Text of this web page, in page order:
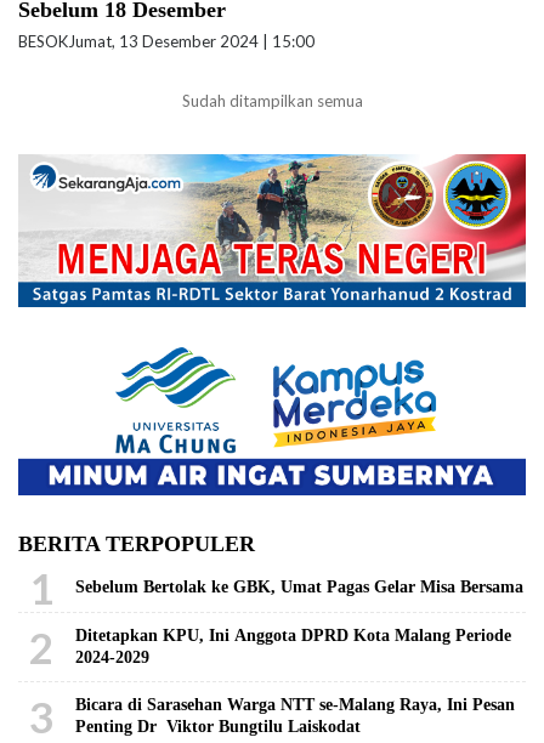
Sebelum 18 Desember
BESOKJumat, 13 Desember 2024 | 15:00
Sudah ditampilkan semua
BERITA TERPOPULER
1 Sebelum Bertolak ke GBK, Umat Pagas Gelar Misa Bersama
2
Ditetapkan KPU, Ini Anggota DPRD Kota Malang Periode
2024-2029
3
Bicara di Sarasehan Warga NTT se-Malang Raya, Ini Pesan
Penting Dr Viktor Bungtilu Laiskodat